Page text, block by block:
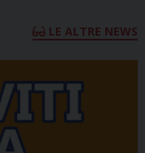
LE ALTRE NEWS